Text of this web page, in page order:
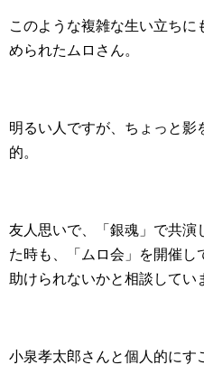
このような複雑な生い立ち
められたムロさん。
明るい人ですが、ちょっと影
的。
友人思いで、「銀魂」で共演
た時も、「ムロ会」を開催
助けられないかと相談してい
小泉孝太郎さんと個人的にす